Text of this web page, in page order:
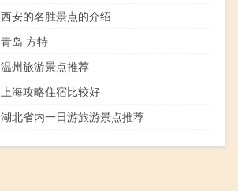
西安的名胜景点的介绍
青岛 方特
温州旅游景点推荐
上海攻略住宿比较好
湖北省内一日游旅游景点推荐